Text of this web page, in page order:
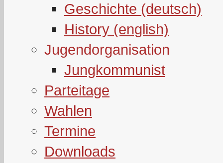
Geschichte (deutsch)
History (english)
Jugendorganisation
Jungkommunist
Parteitage
Wahlen
Termine
Downloads